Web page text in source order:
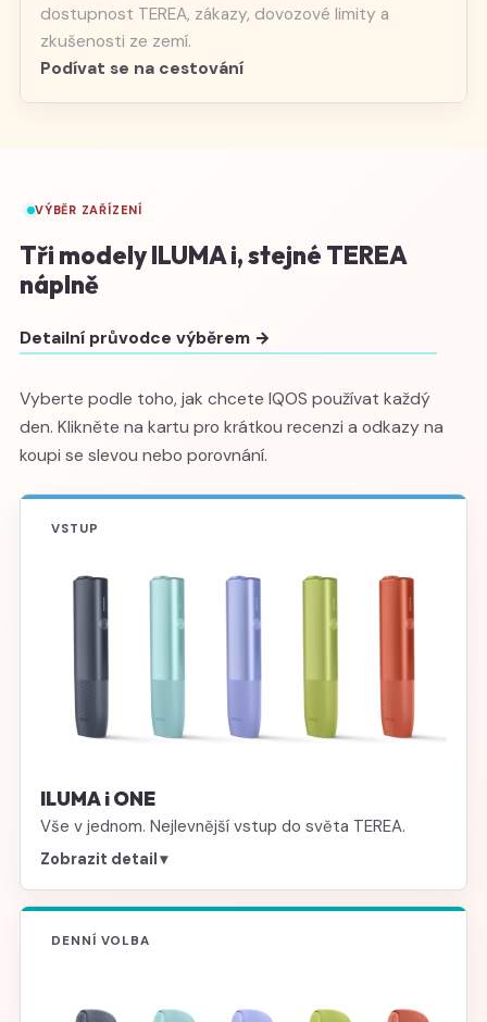
dostupnost TEREA, zákazy, dovozové limity a
zkušenosti ze zemí.
Podívat se na cestování
VÝBĚR ZAŘÍZENÍ
Tři modely ILUMA i, stejné TEREA
náplně
Detailní průvodce výběrem →
Vyberte podle toho, jak chcete IQOS používat každý
den. Klikněte na kartu pro krátkou recenzi a odkazy na
koupi se slevou nebo porovnání.
VSTUP
ILUMA i ONE
Vše v jednom. Nejlevnější vstup do světa TEREA.
Zobrazit detail▾
DENNÍ VOLBA